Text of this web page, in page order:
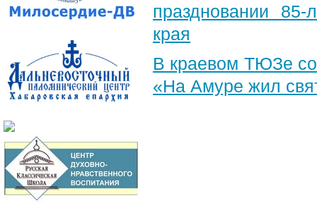
праздновании 85-
края
В краевом ТЮЗе
«На Амуре жил